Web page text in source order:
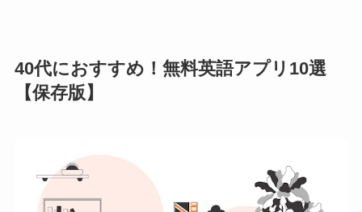
40代におすすめ！無料英語アプリ10選
【保存版】